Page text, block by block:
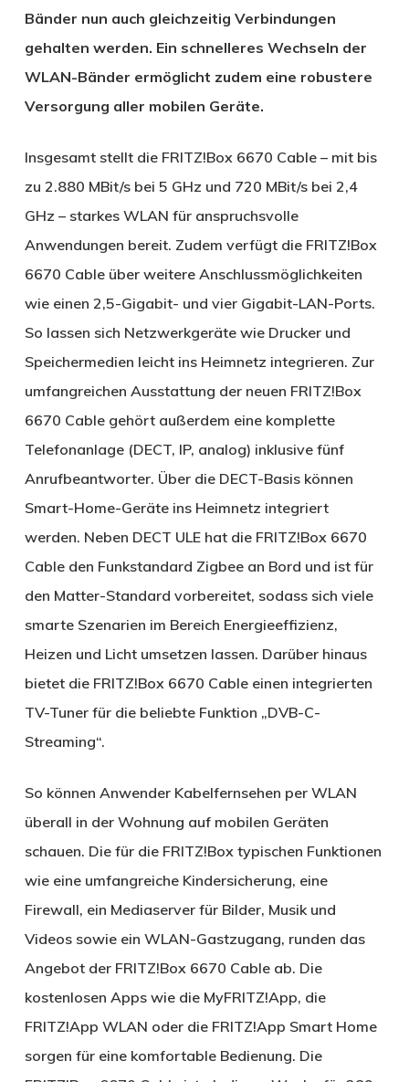
Bänder nun auch gleichzeitig Verbindungen
gehalten werden. Ein schnelleres Wechseln der
WLAN-Bänder ermöglicht zudem eine robustere
Versorgung aller mobilen Geräte.
Insgesamt stellt die FRITZ!Box 6670 Cable – mit bis
zu 2.880 MBit/s bei 5 GHz und 720 MBit/s bei 2,4
GHz – starkes WLAN für anspruchsvolle
Anwendungen bereit. Zudem verfügt die FRITZ!Box
6670 Cable über weitere Anschlussmöglichkeiten
wie einen 2,5-Gigabit- und vier Gigabit-LAN-Ports.
So lassen sich Netzwerkgeräte wie Drucker und
Speichermedien leicht ins Heimnetz integrieren. Zur
umfangreichen Ausstattung der neuen FRITZ!Box
6670 Cable gehört außerdem eine komplette
Telefonanlage (DECT, IP, analog) inklusive fünf
Anrufbeantworter. Über die DECT-Basis können
Smart-Home-Geräte ins Heimnetz integriert
werden. Neben DECT ULE hat die FRITZ!Box 6670
Cable den Funkstandard Zigbee an Bord und ist für
den Matter-Standard vorbereitet, sodass sich viele
smarte Szenarien im Bereich Energieeffizienz,
Heizen und Licht umsetzen lassen. Darüber hinaus
bietet die FRITZ!Box 6670 Cable einen integrierten
TV-Tuner für die beliebte Funktion „DVB-C-
Streaming“.
So können Anwender Kabelfernsehen per WLAN
überall in der Wohnung auf mobilen Geräten
schauen. Die für die FRITZ!Box typischen Funktionen
wie eine umfangreiche Kindersicherung, eine
Firewall, ein Mediaserver für Bilder, Musik und
Videos sowie ein WLAN-Gastzugang, runden das
Angebot der FRITZ!Box 6670 Cable ab. Die
kostenlosen Apps wie die MyFRITZ!App, die
FRITZ!App WLAN oder die FRITZ!App Smart Home
sorgen für eine komfortable Bedienung. Die